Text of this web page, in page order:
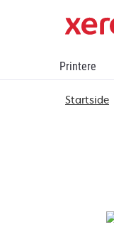
Printere
Startside